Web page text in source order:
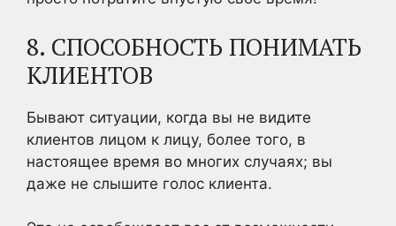
8. СПОСОБНОСТЬ ПОНИМАТЬ
КЛИЕНТОВ
Бывают ситуации, когда вы не видите
клиентов лицом к лицу, более того, в
настоящее время во многих случаях; вы
даже не слышите голос клиента.